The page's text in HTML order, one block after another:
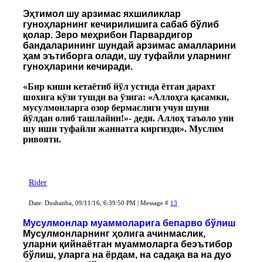
Эҳтимол шу арзимас яхшиликлар
гуноҳларнинг кечирилишига сабаб бўлиб
қолар. Зеро меҳрибон Парвардигор
бандаларининг шундай арзимас амалларини
ҳам эътиборга олади, шу туфайли уларнинг
гуноҳларини кечиради.
«Бир киши кетаётиб йўл устида ётган дарахт
шохига кўзи тушди ва ўзига: «Аллоҳга қасамки,
мусулмонларга озор бермаслиги учун шуни
йўлдан олиб ташлайин!»- деди. Аллоҳ таъоло уни
шу иши туфайли жаннатга киргизди». Муслим
ривояти.
Rider
Date: Dushanba, 09/11/16, 6:39:50 PM | Message # 13
Мусулмонлар муаммоларига бепарво бўлиш
Мусулмонларнинг ҳолига ачинмаслик,
уларни қийнаётган муаммоларга беэътибор
бўлиш, уларга на ёрдам, на садақа ва на дуо